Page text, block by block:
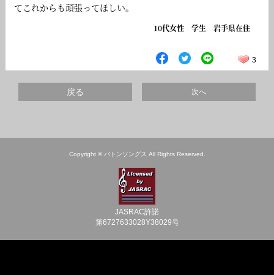
てこれからも頑張ってほしい。
10代女性 学生 岩手県在住
3
戻る 次へ
Copyright © バトンソングス All Rights Reserved.
JASRAC許諾
第6727633028Y38029号